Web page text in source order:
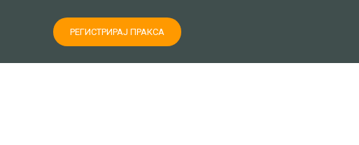
РЕГИСТРИРАЈ ПРАКСА